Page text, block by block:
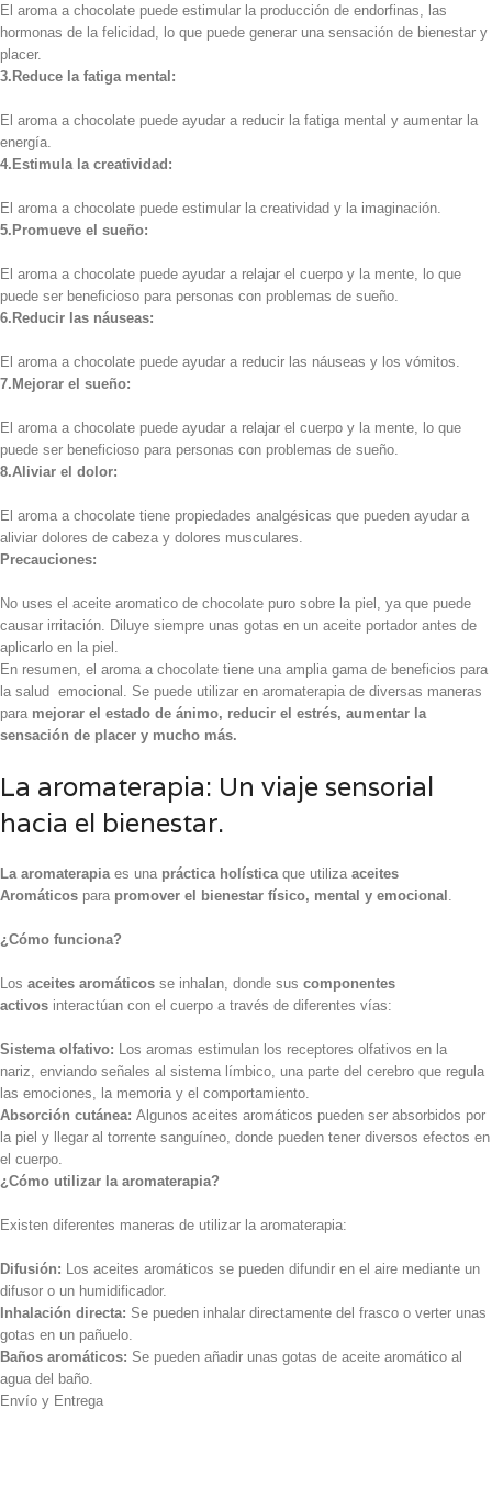
El aroma a chocolate puede estimular la producción de endorfinas, las
hormonas de la felicidad, lo que puede generar una sensación de bienestar y
placer.
3.Reduce la fatiga mental:
El aroma a chocolate puede ayudar a reducir la fatiga mental y aumentar la
energía.
4.Estimula la creatividad:
El aroma a chocolate puede estimular la creatividad y la imaginación.
5.Promueve el sueño:
El aroma a chocolate puede ayudar a relajar el cuerpo y la mente, lo que
puede ser beneficioso para personas con problemas de sueño.
6.Reducir las náuseas:
El aroma a chocolate puede ayudar a reducir las náuseas y los vómitos.
7.Mejorar el sueño:
El aroma a chocolate puede ayudar a relajar el cuerpo y la mente, lo que
puede ser beneficioso para personas con problemas de sueño.
8.Aliviar el dolor:
El aroma a chocolate tiene propiedades analgésicas que pueden ayudar a
aliviar dolores de cabeza y dolores musculares.
Precauciones:
No uses el aceite aromatico de chocolate puro sobre la piel, ya que puede
causar irritación. Diluye siempre unas gotas en un aceite portador antes de
aplicarlo en la piel.
En resumen, el aroma a chocolate tiene una amplia gama de beneficios para
la salud emocional. Se puede utilizar en aromaterapia de diversas maneras
para mejorar el estado de ánimo, reducir el estrés, aumentar la
sensación de placer y mucho más.
La aromaterapia: Un viaje sensorial
hacia el bienestar.
La aromaterapia es una práctica holística que utiliza aceites
Aromáticos para promover el bienestar físico, mental y emocional
¿Cómo funciona?
Los aceites aromáticos se inhalan, donde sus componentes
activos interactúan con el cuerpo a través de diferentes vías:
Sistema olfativo: Los aromas estimulan los receptores olfativos en la
nariz, enviando señales al sistema límbico, una parte del cerebro que regula
las emociones, la memoria y el comportamiento.
Absorción cutánea: Algunos aceites aromáticos pueden ser absorbidos por
la piel y llegar al torrente sanguíneo, donde pueden tener diversos efectos en
el cuerpo.
¿Cómo utilizar la aromaterapia?
Existen diferentes maneras de utilizar la aromaterapia:
Difusión: Los aceites aromáticos se pueden difundir en el aire mediante un
difusor o un humidificador.
Inhalación directa: Se pueden inhalar directamente del frasco o verter unas
gotas en un pañuelo.
Baños aromáticos: Se pueden añadir unas gotas de aceite aromático al
agua del baño.
Envío y Entrega